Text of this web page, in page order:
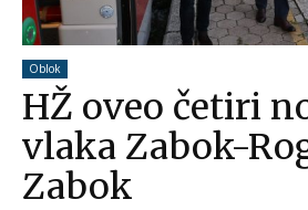
Oblok
HŽ oveo četiri
vlaka Zabok-
Zabok